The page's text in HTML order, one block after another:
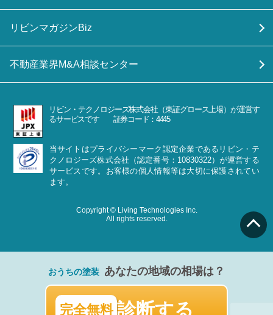
リビンマガジンBiz
不動産業界M&A相談センター
リビン・テクノロジーズ株式会社（東証グロース上場）が運営す
るサービスです 証券コード：4445
当サイトはプライバシーマーク認定企業であるリビン・テ
クノロジーズ株式会社（認定番号：10830322）が運営する
サービスです。お客様の個人情報等は大切に保護されてい
ます。
Copyright © Living Technologies Inc.
All rights reserved.
おうちの塗装 あなたの地域の相場は？
完全無料 診断する